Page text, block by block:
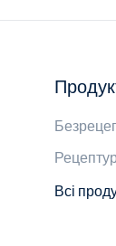
Всі